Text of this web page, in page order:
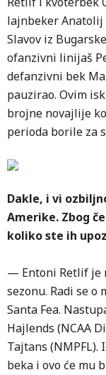
lajnbeker Anatolij
Slavov iz
ofanzivni linijaš
defanzivni bek
pauzirao. Ovim
brojne novajlije
perioda borile za
Dakle, i vi
Amerike. Zbog
koliko ste ih
— Entoni Retlif je
sezonu. Radi se o
Santa Fea.
Hajlends (NCAA
Tajtans
beka i ovo će mu